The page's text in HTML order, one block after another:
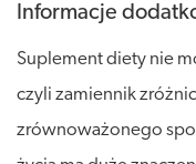
Informacje
Suplement diety nie
czyli zamiennik
zrównoważonego